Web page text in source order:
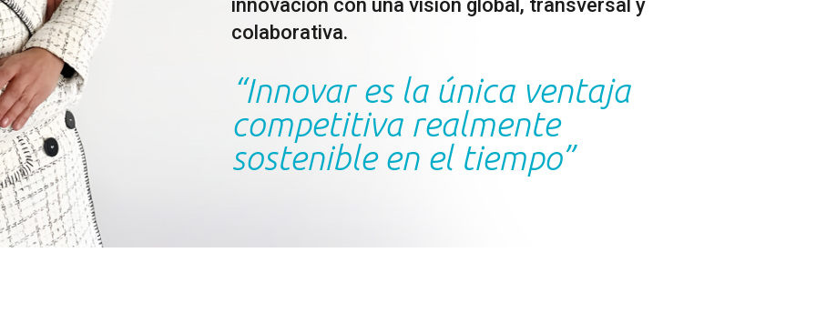
innovación con una visión global, transversal y
colaborativa.
“Innovar es la única ventaja
competitiva realmente
sostenible en el tiempo”